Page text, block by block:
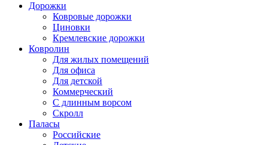
Дорожки
Ковровые дорожки
Циновки
Кремлевские дорожки
Ковролин
Для жилых помещений
Для офиса
Для детской
Коммерческий
С длинным ворсом
Скролл
Паласы
Российские